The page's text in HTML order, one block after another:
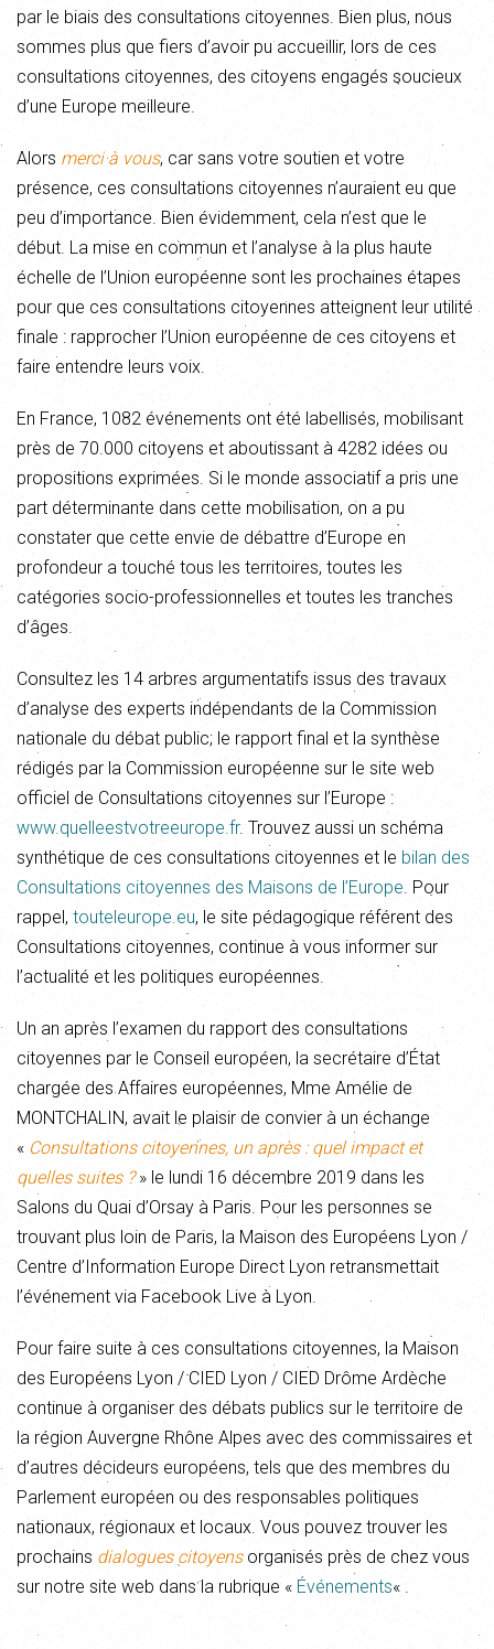
par le biais des consultations citoyennes. Bien plus, nous
sommes plus que fiers d’avoir pu accueillir, lors de ces
consultations citoyennes, des citoyens engagés soucieux
d’une Europe meilleure.
Alors merci à vous, car sans votre soutien et votre
présence, ces consultations citoyennes n’auraient eu que
peu d’importance. Bien évidemment, cela n’est que le
début. La mise en commun et l’analyse à la plus haute
échelle de l’Union européenne sont les prochaines étapes
pour que ces consultations citoyennes atteignent leur utilité
finale : rapprocher l’Union européenne de ces citoyens et
faire entendre leurs voix.
En France, 1082 événements ont été labellisés, mobilisant
près de 70.000 citoyens et aboutissant à 4282 idées ou
propositions exprimées. Si le monde associatif a pris une
part déterminante dans cette mobilisation, on a pu
constater que cette envie de débattre d’Europe en
profondeur a touché tous les territoires, toutes les
catégories socio-professionnelles et toutes les tranches
d’âges.
Consultez les 14 arbres argumentatifs issus des travaux
d’analyse des experts indépendants de la Commission
nationale du débat public; le rapport final et la synthèse
rédigés par la Commission européenne sur le site web
officiel de Consultations citoyennes sur l’Europe :
www.quelleestvotreeurope.fr. Trouvez aussi un schéma
synthétique de ces consultations citoyennes et le bilan des
Consultations citoyennes des Maisons de l’Europe. Pour
rappel, touteleurope.eu, le site pédagogique référent des
Consultations citoyennes, continue à vous informer sur
l’actualité et les politiques européennes.
Un an après l’examen du rapport des consultations
citoyennes par le Conseil européen, la secrétaire d’État
chargée des Affaires européennes, Mme Amélie de
MONTCHALIN, avait le plaisir de convier à un échange
« Consultations citoyennes, un après : quel impact et
quelles suites ?» le lundi 16 décembre 2019 dans les
Salons du Quai d’Orsay à Paris. Pour les personnes se
trouvant plus loin de Paris, la Maison des Européens Lyon /
Centre d’Information Europe Direct Lyon retransmettait
l’événement via Facebook Live à Lyon.
Pour faire suite à ces consultations citoyennes, la Maison
des Européens Lyon / CIED Lyon / CIED Drôme Ardèche
continue à organiser des débats publics sur le territoire de
la région Auvergne Rhône Alpes avec des commissaires et
d’autres décideurs européens, tels que des membres du
Parlement européen ou des responsables politiques
nationaux, régionaux et locaux. Vous pouvez trouver les
prochains dialogues citoyensorganisés près de chez vous
sur notre site web dans la rubrique « Événements« .